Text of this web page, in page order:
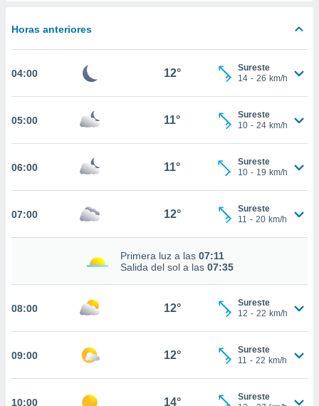
digital
seguir
la
todas
análisis
así como
en
CONTINUAR
Horas anteriores
04:00 12°
Sureste
14 - 26 km/h
05:00 11°
Sureste
10 - 24 km/h
06:00 11°
Sureste
10 - 19 km/h
07:00 12°
Sureste
11 - 20 km/h
Primera luz a las 07:11
Salida del sol a las 07:35
08:00 12°
Sureste
12 - 22 km/h
09:00 12°
Sureste
11 - 22 km/h
10:00 14°
Sureste